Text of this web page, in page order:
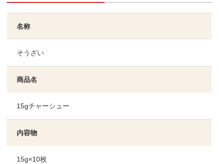
名称
そうざい
商品名
15gチャーシュー
内容物
15g×10枚